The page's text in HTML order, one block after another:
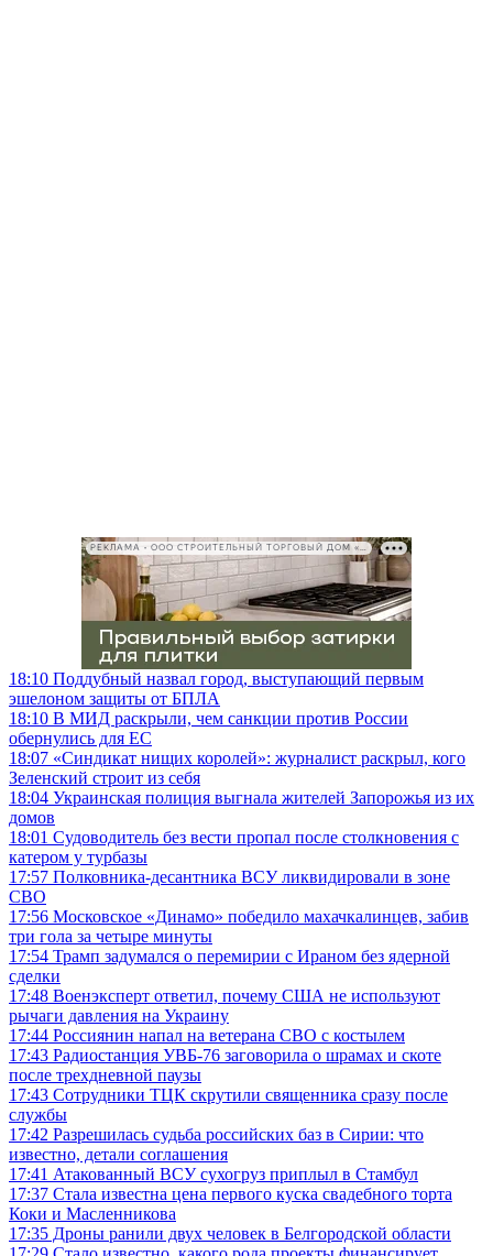
РЕКЛАМА • ООО СТРОИТЕЛЬНЫЙ ТОРГОВЫЙ ДОМ «ПЕТРОВИЧ», ИНН 7802348846
18:10 Поддубный назвал город, выступающий первым
эшелоном защиты от БПЛА
18:10 В МИД раскрыли, чем санкции против России
обернулись для ЕС
18:07 «Синдикат нищих королей»: журналист раскрыл, кого
Зеленский строит из себя
18:04 Украинская полиция выгнала жителей Запорожья из их
домов
18:01 Судоводитель без вести пропал после столкновения с
катером у турбазы
17:57 Полковника-десантника ВСУ ликвидировали в зоне
СВО
17:56 Московское «Динамо» победило махачкалинцев, забив
три гола за четыре минуты
17:54 Трамп задумался о перемирии с Ираном без ядерной
сделки
17:48 Военэксперт ответил, почему США не используют
рычаги давления на Украину
17:44 Россиянин напал на ветерана СВО с костылем
17:43 Радиостанция УВБ-76 заговорила о шрамах и скоте
после трехдневной паузы
17:43 Сотрудники ТЦК скрутили священника сразу после
службы
17:42 Разрешилась судьба российских баз в Сирии: что
известно, детали соглашения
17:41 Атакованный ВСУ сухогруз приплыл в Стамбул
17:37 Стала известна цена первого куска свадебного торта
Коки и Масленникова
17:35 Дроны ранили двух человек в Белгородской области